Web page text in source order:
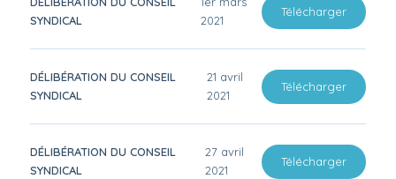
SYNDICAL
2021
Télécharger
DÉLIBÉRATION DU CONSEIL
SYNDICAL
21 avril
2021
Télécharger
DÉLIBÉRATION DU CONSEIL
SYNDICAL
27 avril
2021
Télécharger